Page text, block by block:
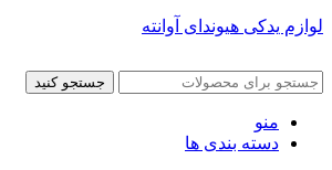
لوازم یدکی هیوندای آوانته
جستجو کنید
منو
دسته بندی ها